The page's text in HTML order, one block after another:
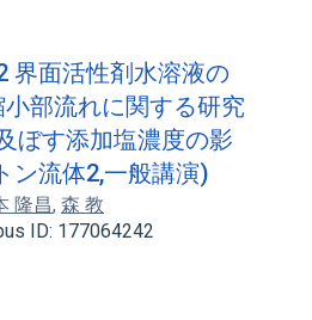
界面活性剤水溶液の
部流れに関する研究
ぼす添加塩濃度の影
ン流体2,一般講演)
隆昌, 森 教
ID: 177064242